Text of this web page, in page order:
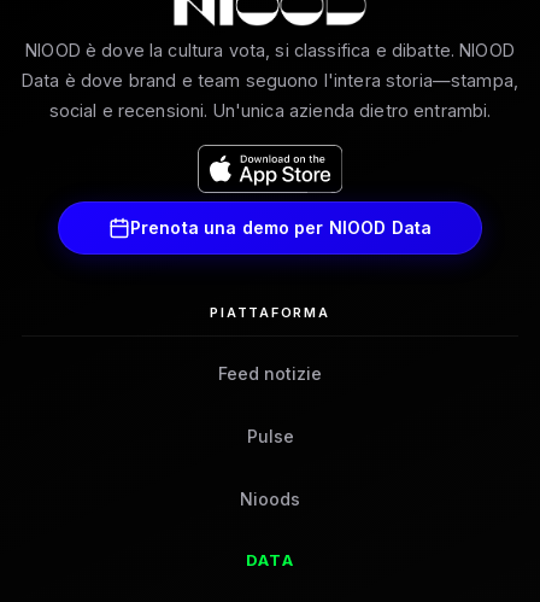
NIOOD è dove la cultura vota, si classifica e dibatte. NIOOD
Data è dove brand e team seguono l'intera storia—stampa,
social e recensioni. Un'unica azienda dietro entrambi.
Prenota una demo per NIOOD Data
PIATTAFORMA
Feed notizie
Pulse
Nioods
DATA